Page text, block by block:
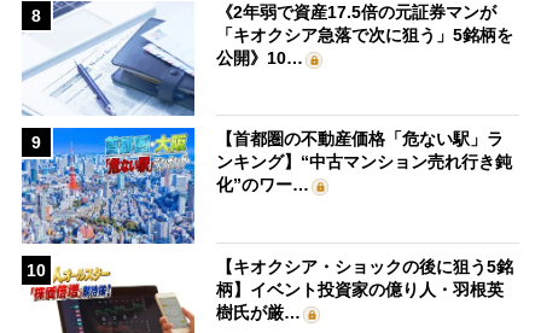
8
《2年弱で資産17.5倍の元証券マンが
「キオクシア急落で次に狙う」5銘柄を
公開》10…
9
【首都圏の不動産価格「危ない駅」ラ
ンキング】“中古マンション売れ行き鈍
化”のワー…
10
【キオクシア・ショックの後に狙う5銘
柄】イベント投資家の億り人・羽根英
樹氏が厳…